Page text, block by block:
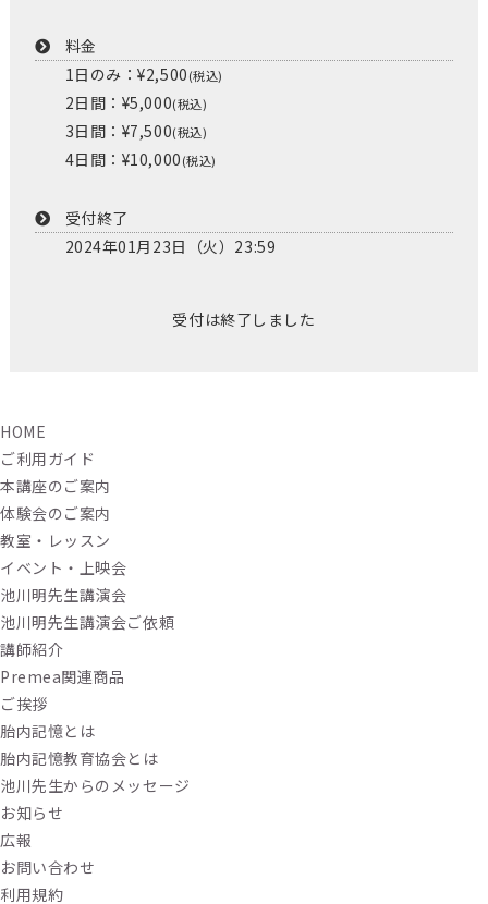
料金
1日のみ：¥2,500(税込)
2日間：¥5,000(税込)
3日間：¥7,500(税込)
4日間：¥10,000(税込)
受付終了
2024年01月23日（火）23:59
受付は終了しました
HOME
ご利用ガイド
本講座のご案内
体験会のご案内
教室・レッスン
イベント・上映会
池川明先生講演会
池川明先生講演会ご依頼
講師紹介
Premea関連商品
ご挨拶
胎内記憶とは
胎内記憶教育協会とは
池川先生からのメッセージ
お知らせ
広報
お問い合わせ
利用規約